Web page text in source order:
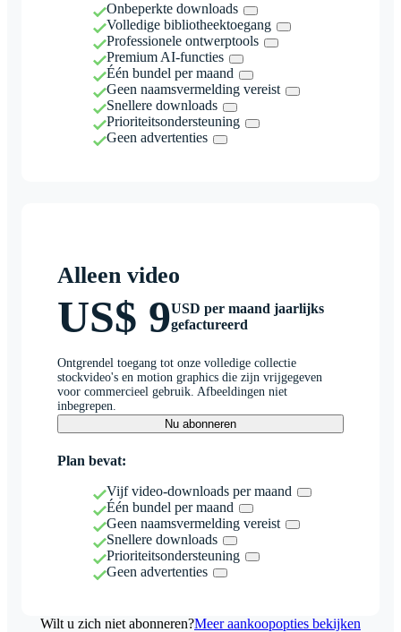
Onbeperkte downloads
Volledige bibliotheektoegang
Professionele ontwerptools
Premium AI-functies
Één bundel per maand
Geen naamsvermelding vereist
Snellere downloads
Prioriteitsondersteuning
Geen advertenties
Alleen video
US$ 9USD per maand jaarlijks
gefactureerd
Ontgrendel toegang tot onze volledige collectie
stockvideo's en motion graphics die zijn vrijgegeven
voor commercieel gebruik. Afbeeldingen niet
inbegrepen.
Nu abonneren
Plan bevat:
Vijf video-downloads per maand
Één bundel per maand
Geen naamsvermelding vereist
Snellere downloads
Prioriteitsondersteuning
Geen advertenties
Wilt u zich niet abonneren?Meer aankoopopties bekijken